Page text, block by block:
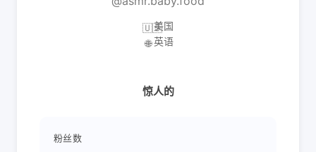
🇺🇸美国
🌐 英语
惊人的
粉丝数